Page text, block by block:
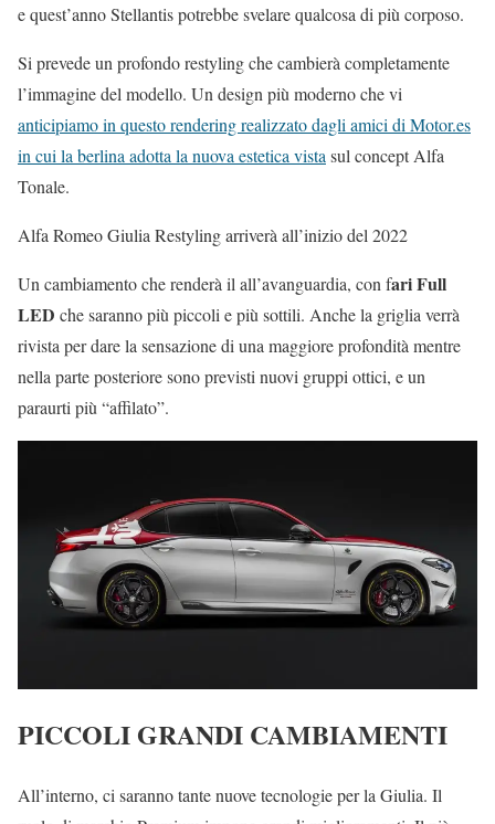
e quest’anno Stellantis potrebbe svelare qualcosa di più corposo.
Si prevede un profondo restyling che cambierà completamente
l’immagine del modello. Un design più moderno che vi
anticipiamo in questo rendering realizzato dagli amici di Motor.es
in cui la berlina adotta la nuova estetica vista sul concept Alfa
Tonale.
Alfa Romeo Giulia Restyling arriverà all’inizio del 2022
Un cambiamento che renderà il all’avanguardia, con fari Full
LED che saranno più piccoli e più sottili. Anche la griglia verrà
rivista per dare la sensazione di una maggiore profondità mentre
nella parte posteriore sono previsti nuovi gruppi ottici, e un
paraurti più “affilato”.
PICCOLI GRANDI CAMBIAMENTI
All’interno, ci saranno tante nuove tecnologie per la Giulia. Il